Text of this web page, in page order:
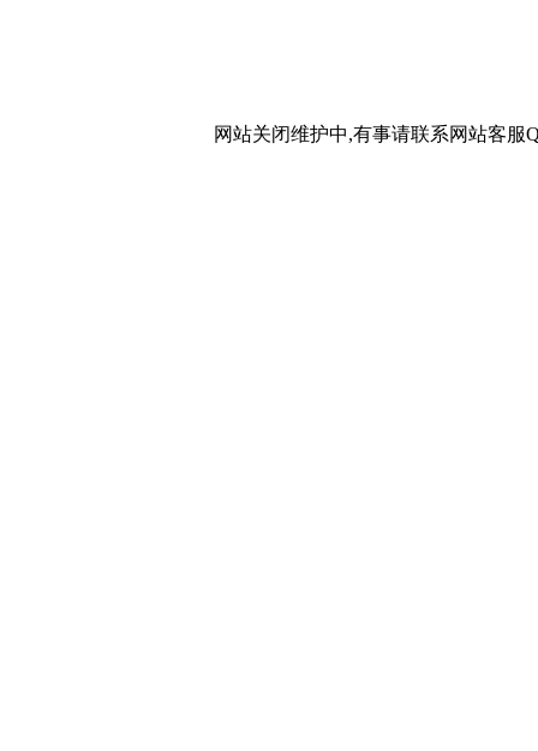
网站关闭维护中,有事请联系网站客服